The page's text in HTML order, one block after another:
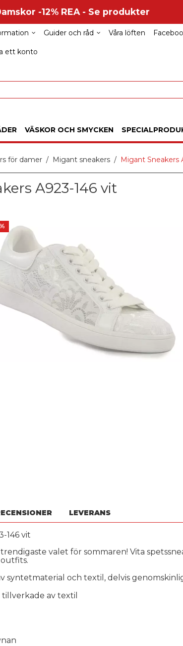
-12% REA - Se produkter
Guider och råd Våra löften
ett konto
VÄSKOR OCH SMYCKEN
för damer Migant sneakers Migant Sneakers
A923-146 vit
LEVERANS
146 vit
valet för sommaren! Vita
syntetmaterial och textil, delvis
av textil